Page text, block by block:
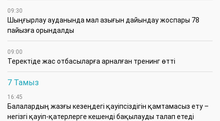
09:30
​Шыңғырлау ауданында мал азығын дайындау жоспары 78
пайызға орындалды
09:00
​Теректіде жас отбасыларға арналған тренинг өтті
7 Тамыз
16:45
Балалардың жазғы кезеңдегі қауіпсіздігін қамтамасыз ету –
негізгі қауіп-қатерлерге кешенді бақылауды талап етеді